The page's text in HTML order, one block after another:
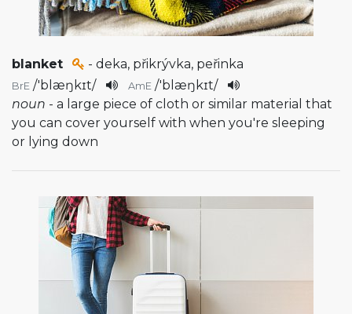
blanket - deka, přikrývka, peřinka
BrE /'blæŋkɪt/ AmE /'blæŋkɪt/
noun - a large piece of cloth or similar material that
you can cover yourself with when you're sleeping
or lying down